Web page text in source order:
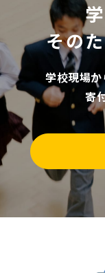
その
学校現場
寄